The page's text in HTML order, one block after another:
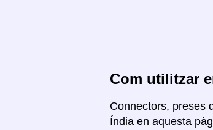
Com utilitzar
Connectors, preses
Índia en aquesta